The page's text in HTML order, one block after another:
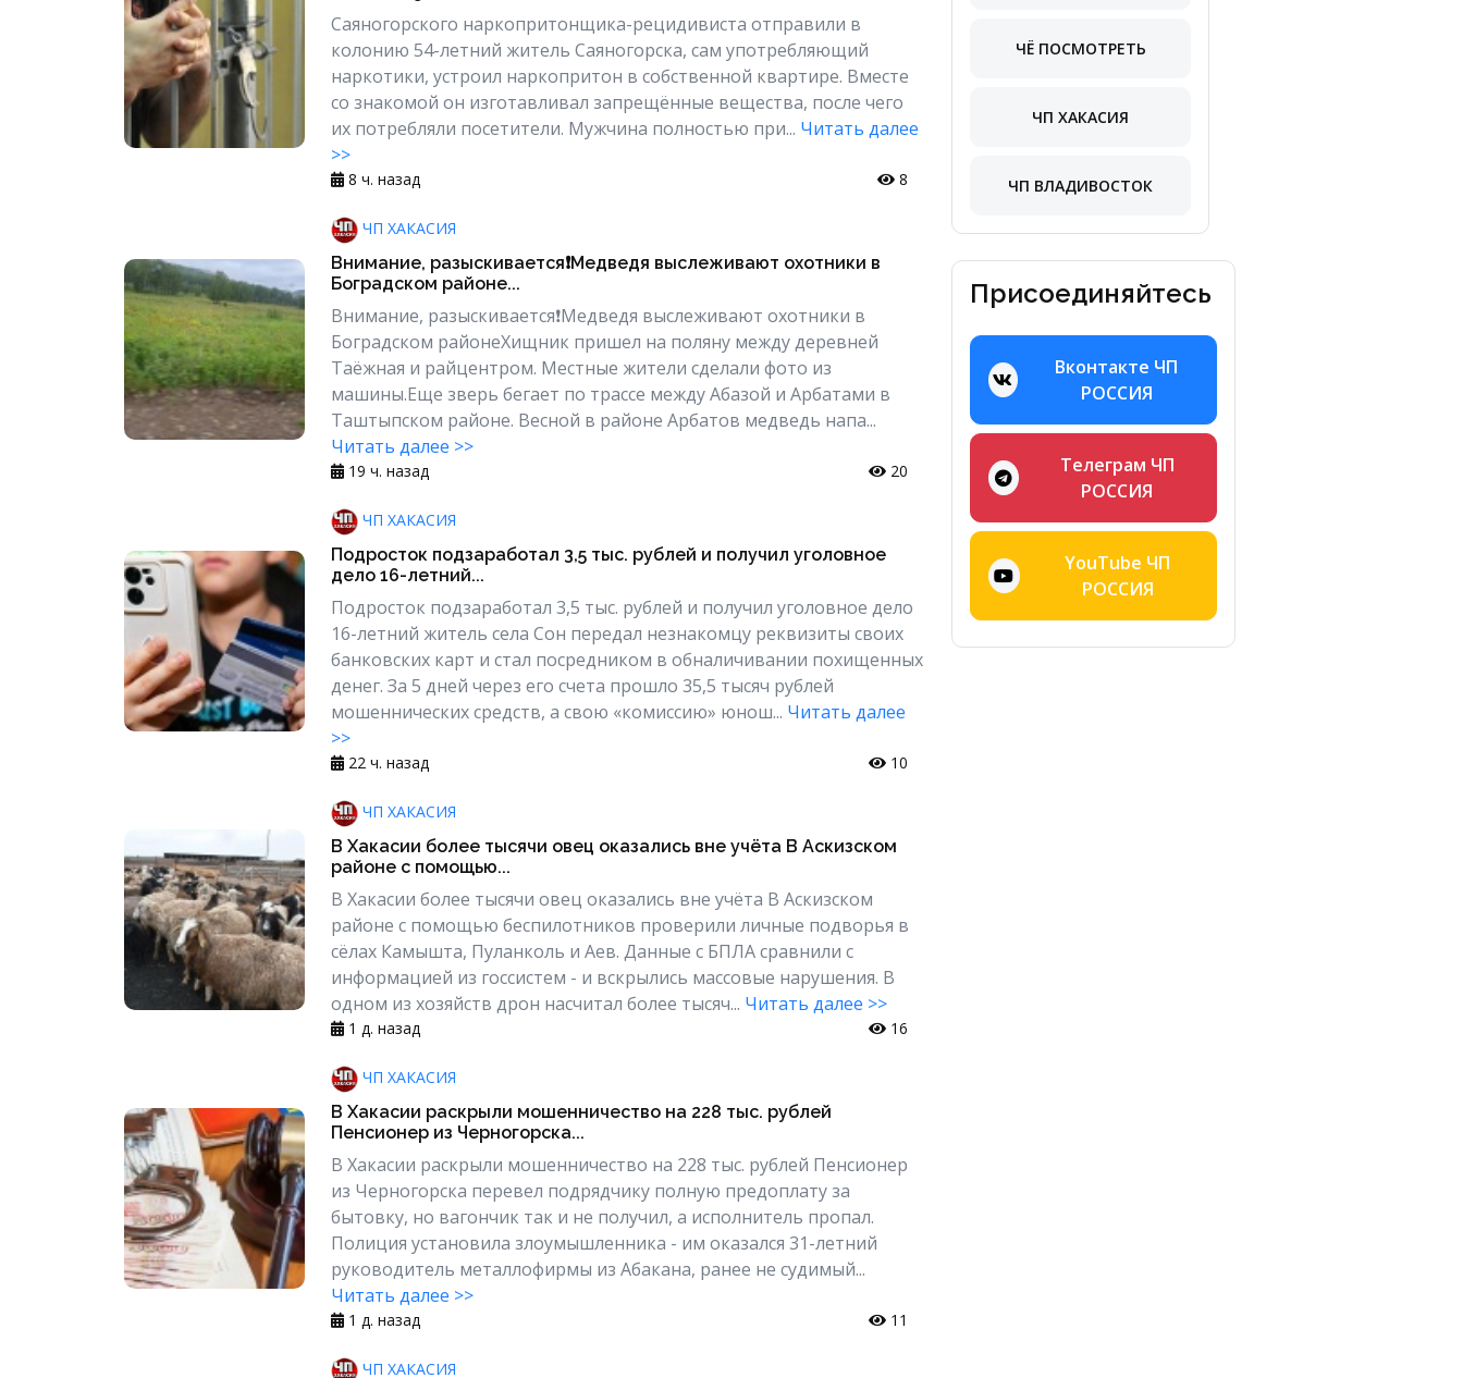
Саяногорского наркопритонщика-рецидивиста отправили в
колонию 54-летний житель Саяногорска, сам употребляющий
наркотики, устроил наркопритон в собственной квартире. Вместе
со знакомой он изготавливал запрещённые вещества, после чего
их потребляли посетители. Мужчина полностью при... Читать далее
>>
8 ч. назад 8
ЧП ХАКАСИЯ
Внимание, разыскивается❗️Медведя выслеживают охотники в
Боградском районе...
Внимание, разыскивается❗️Медведя выслеживают охотники в
Боградском районеХищник пришел на поляну между деревней
Таёжная и райцентром. Местные жители сделали фото из
машины.Еще зверь бегает по трассе между Абазой и Арбатами в
Таштыпском районе. Весной в районе Арбатов медведь напа...
Читать далее >>
19 ч. назад 20
ЧП ХАКАСИЯ
Подросток подзаработал 3,5 тыс. рублей и получил уголовное
дело 16-летний...
Подросток подзаработал 3,5 тыс. рублей и получил уголовное дело
16-летний житель села Сон передал незнакомцу реквизиты своих
банковских карт и стал посредником в обналичивании похищенных
денег. За 5 дней через его счета прошло 35,5 тысяч рублей
мошеннических средств, а свою «комиссию» юнош... Читать далее
>>
22 ч. назад 10
ЧП ХАКАСИЯ
В Хакасии более тысячи овец оказались вне учёта В Аскизском
районе с помощью...
В Хакасии более тысячи овец оказались вне учёта В Аскизском
районе с помощью беспилотников проверили личные подворья в
сёлах Камышта, Пуланколь и Аев. Данные с БПЛА сравнили с
информацией из госсистем - и вскрылись массовые нарушения. В
одном из хозяйств дрон насчитал более тысяч... Читать далее >>
1 д. назад 16
ЧП ХАКАСИЯ
В Хакасии раскрыли мошенничество на 228 тыс. рублей
Пенсионер из Черногорска...
В Хакасии раскрыли мошенничество на 228 тыс. рублей Пенсионер
из Черногорска перевел подрядчику полную предоплату за
бытовку, но вагончик так и не получил, а исполнитель пропал.
Полиция установила злоумышленника - им оказался 31-летний
руководитель металлофирмы из Абакана, ранее не судимый...
Читать далее >>
1 д. назад 11
ЧП ХАКАСИЯ
ЧЁ ПОСМОТРЕТЬ
ЧП ХАКАСИЯ
ЧП ВЛАДИВОСТОК
Присоединяйтесь
Вконтакте ЧП
РОССИЯ
Телеграм ЧП
РОССИЯ
YouTube ЧП
РОССИЯ